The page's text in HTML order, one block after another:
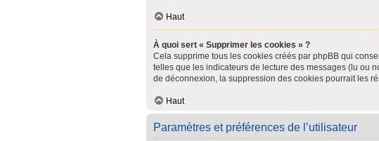
Haut
À quoi sert « Supprimer les cookies » ?
Cela supprime tous les cookies créés par phpBB qui
telles que les indicateurs de lecture des messages (lu ou
de déconnexion, la suppression des cookies pourrait les
Haut
Paramètres et préférences de l’utilisateur